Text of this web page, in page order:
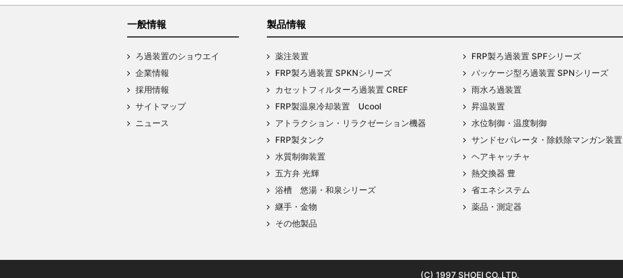
一般情報
ろ過装置のショウエイ
企業情報
採用情報
サイトマップ
ニュース
製品情報
薬注装置
FRP製ろ過装置 SPFシリーズ
FRP製ろ過装置 SPKNシリーズ
パッケージ型ろ過装置 SPNシリーズ
カセットフィルターろ過装置 CREF
雨水ろ過装置
FRP製温泉冷却装置 Ucool
昇温装置
アトラクション・リラクゼーション機器
水位制御・温度制御
FRP製タンク
サンドセパレータ・除鉄除マンガン装置
水質制御装置
ヘアキャッチャ
五方弁 光輝
熱交換器 豊
浴槽 悠湯・和泉シリーズ
省エネシステム
継手・金物
薬品・測定器
その他製品
(C) 1997 SHOEI CO.,LTD.